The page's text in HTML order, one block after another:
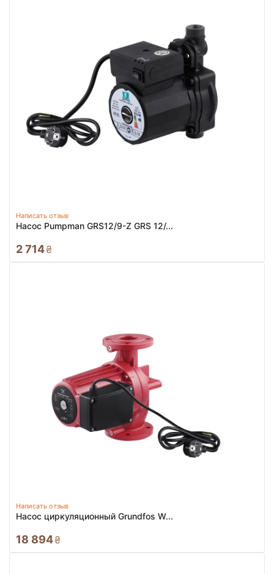
Написать отзыв
Насос Pumpman GRS12/9-Z GRS 12/...
2 714₴
Написать отзыв
Насос циркуляционный Grundfos W...
18 894₴